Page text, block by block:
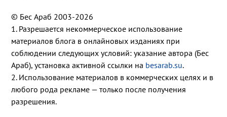
© Бес Араб 2003-2026
1. Разрешается некоммерческое использование
материалов блога в онлайновых изданиях при
соблюдении следующих условий: указание автора (Бес
Араб), установка активной ссылки на besarab.su.
2. Использование материалов в коммерческих целях и в
любого рода рекламе — только после получения
разрешения.